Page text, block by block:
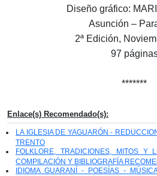
Diseño gráfico:
Asunción –
2ª Edición,
97
*******
Enlace(s) Recomendado(s):
LA IGLESIA DE YAGUARÓN -
TRENTO
FOLKLORE, TRADICIONES, MITOS Y
COMPILACIÓN Y BIBLIOGRAFÍA
IDIOMA GUARANÍ - POESÍAS -